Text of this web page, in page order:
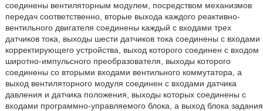
соединены вентиляторным модулем, посредством механизмов
передач соответственно, вторые выхода каждого реактивно-
вентильного двигателя соединены каждый с входами трех
датчиков тока, выходы шести датчиков тока соединены с входами
корректирующего устройства, выход которого соединен с входом
широтно-импульсного преобразователя, выходы которого
соединены со вторыми входами вентильного коммутатора, а
выход вентиляторного модуля соединен с входами датчика
давления и датчика положения, выходы которых соединены с
входами программно-управляемого блока, а выход блока задания